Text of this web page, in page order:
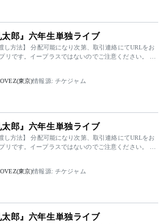
郎』六年生単独ライブ
し方法】 分配可能になり次第、取引連絡にてURLをお
リです。イープラスではないのでご注意ください。 ※
東京)情報源: チケジャム
郎』六年生単独ライブ
し方法】 分配可能になり次第、取引連絡にてURLをお
リです。イープラスではないのでご注意ください。 ※
東京)情報源: チケジャム
郎』六年生単独ライブ